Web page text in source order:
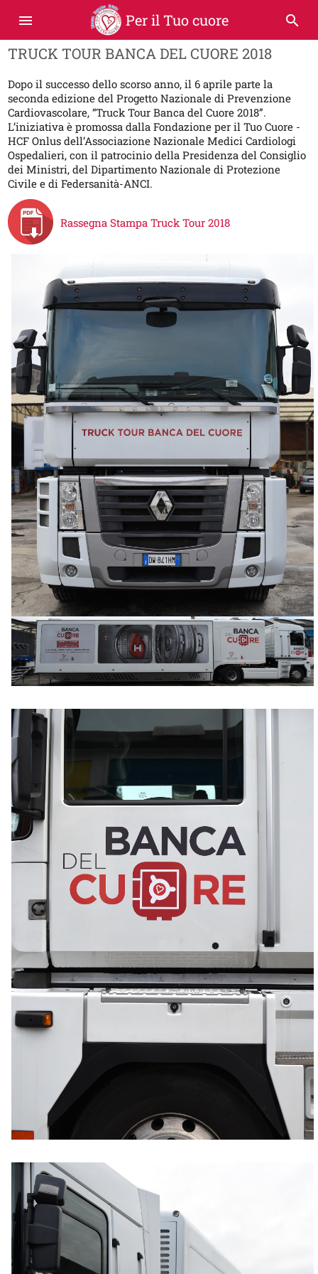
menu Per il Tuo cuore search
TRUCK TOUR BANCA DEL CUORE 2018
Dopo il successo dello scorso anno, il 6 aprile parte la
seconda edizione del Progetto Nazionale di Prevenzione
Cardiovascolare, “Truck Tour Banca del Cuore 2018”.
L’iniziativa è promossa dalla Fondazione per il Tuo Cuore -
HCF Onlus dell’Associazione Nazionale Medici Cardiologi
Ospedalieri, con il patrocinio della Presidenza del Consiglio
dei Ministri, del Dipartimento Nazionale di Protezione
Civile e di Federsanità-ANCI.
Rassegna Stampa Truck Tour 2018